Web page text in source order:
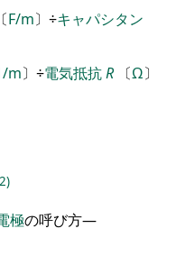
F/m〕 ÷キャパシタン
m〕 ÷電気抵抗R 〔Ω〕
2)
極の呼び方―